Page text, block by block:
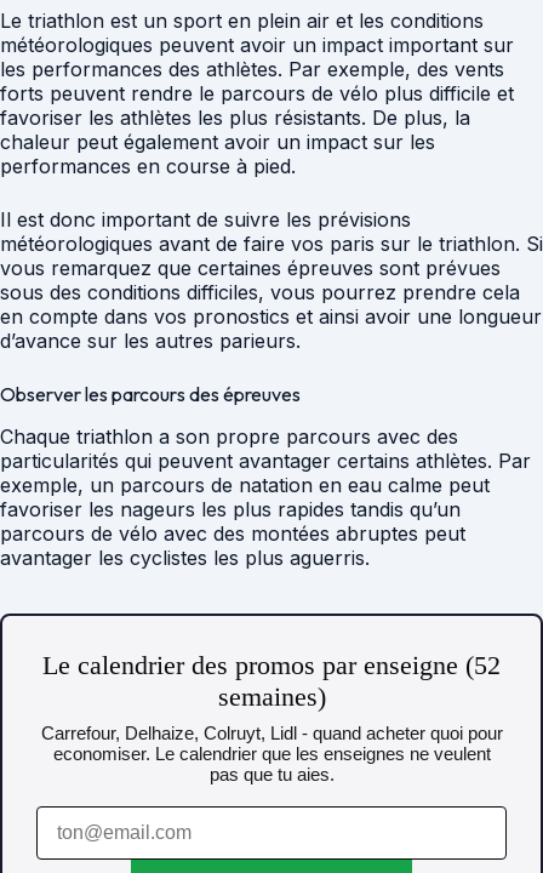
Le triathlon est un sport en plein air et les conditions
météorologiques peuvent avoir un impact important sur
les performances des athlètes. Par exemple, des vents
forts peuvent rendre le parcours de vélo plus difficile et
favoriser les athlètes les plus résistants. De plus, la
chaleur peut également avoir un impact sur les
performances en course à pied.
Il est donc important de suivre les prévisions
météorologiques avant de faire vos paris sur le triathlon. Si
vous remarquez que certaines épreuves sont prévues
sous des conditions difficiles, vous pourrez prendre cela
en compte dans vos pronostics et ainsi avoir une longueur
d’avance sur les autres parieurs.
Observer les parcours des épreuves
Chaque triathlon a son propre parcours avec des
particularités qui peuvent avantager certains athlètes. Par
exemple, un parcours de natation en eau calme peut
favoriser les nageurs les plus rapides tandis qu’un
parcours de vélo avec des montées abruptes peut
avantager les cyclistes les plus aguerris.
Le calendrier des promos par enseigne (52
semaines)
Carrefour, Delhaize, Colruyt, Lidl - quand acheter quoi pour
economiser. Le calendrier que les enseignes ne veulent
pas que tu aies.